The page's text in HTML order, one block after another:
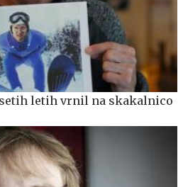
letih vrnil na skakalnico